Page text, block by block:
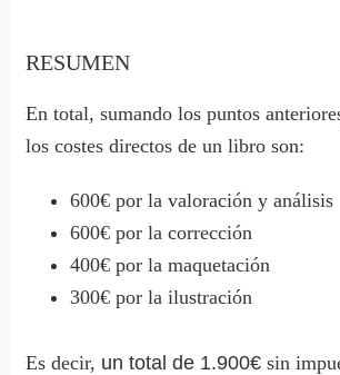
RESUMEN
En total, sumando los puntos
los costes directos de un libro son:
600€ por la valoración y análisis
600€ por la corrección
400€ por la maquetación
300€ por la ilustración
Es decir, un total de 1.900€ sin